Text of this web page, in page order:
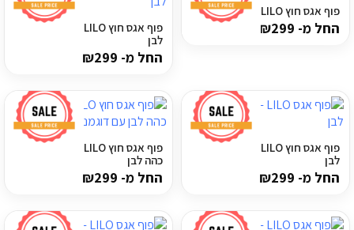
מדיניות פרטיות
התחבר / הרשם
פוף אגס חוץ LILO פסים חום לבן
החל מ- ₪299
פוף אגס חוץ LILO פסים טורקיז
לבן
החל מ- ₪299
פוף אגס חוץ LILO פסים ירוק כהה
לבן
החל מ- ₪299
פוף אגס חוץ LILO פסים כחול
כהה לבן
החל מ- ₪299